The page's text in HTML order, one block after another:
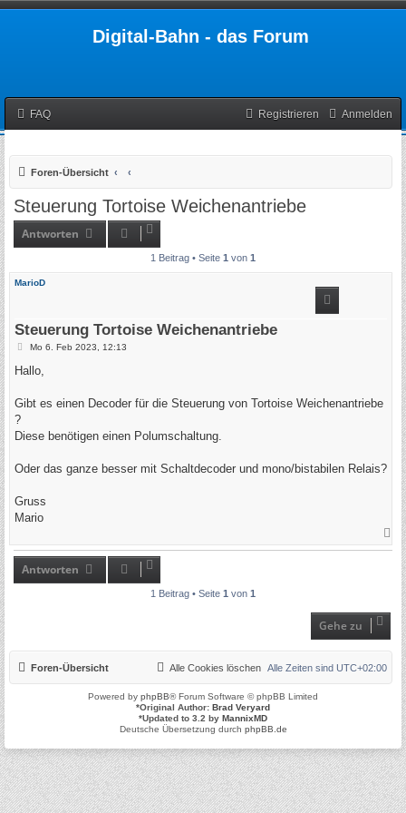
Digital-Bahn - das Forum
FAQ Anmelden
Registrieren
Foren-Übersicht
Steuerung Tortoise Weichenantriebe
Antworten
1 Beitrag • Seite 1 von 1
MarioD
Steuerung Tortoise Weichenantriebe
B
i
a
Mo 6. Feb 2023, 12:13
Hallo,
Gibt es einen Decoder für die Steuerung von Tortoise Weichenantriebe
?
Diese benötigen einen Polumschaltung.
Oder das ganze besser mit Schaltdecoder und mono/bistabilen Relais?
Gruss
Mario
N
Antworten
1 Beitrag • Seite 1 von 1
Gehe zu
Foren-Übersicht Alle Zeiten sind UTC+02:00
Alle Cookies löschen
Powered by phpBB® Forum Software © phpBB Limited
*Original Author: Brad Veryard
*Updated to 3.2 by MannixMD
Deutsche Übersetzung durch phpBB.de